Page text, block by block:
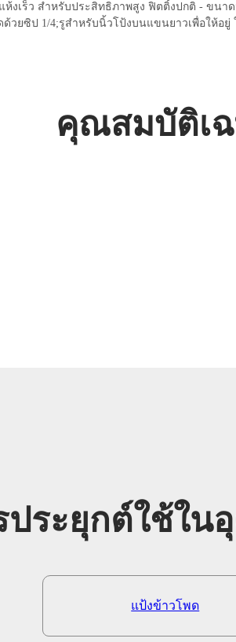
งเร็ว สำหรับประสิทธิภาพสูง ฟิตติ้งปกติ - ขน
ซิป 1/4;รูสำหรับนิ้วโป้งบนแขนยาวเพื่อให้อยู่
คุณสมบัติเ
ประยุกต์ใช้ใน
แป้งข้าวโพด